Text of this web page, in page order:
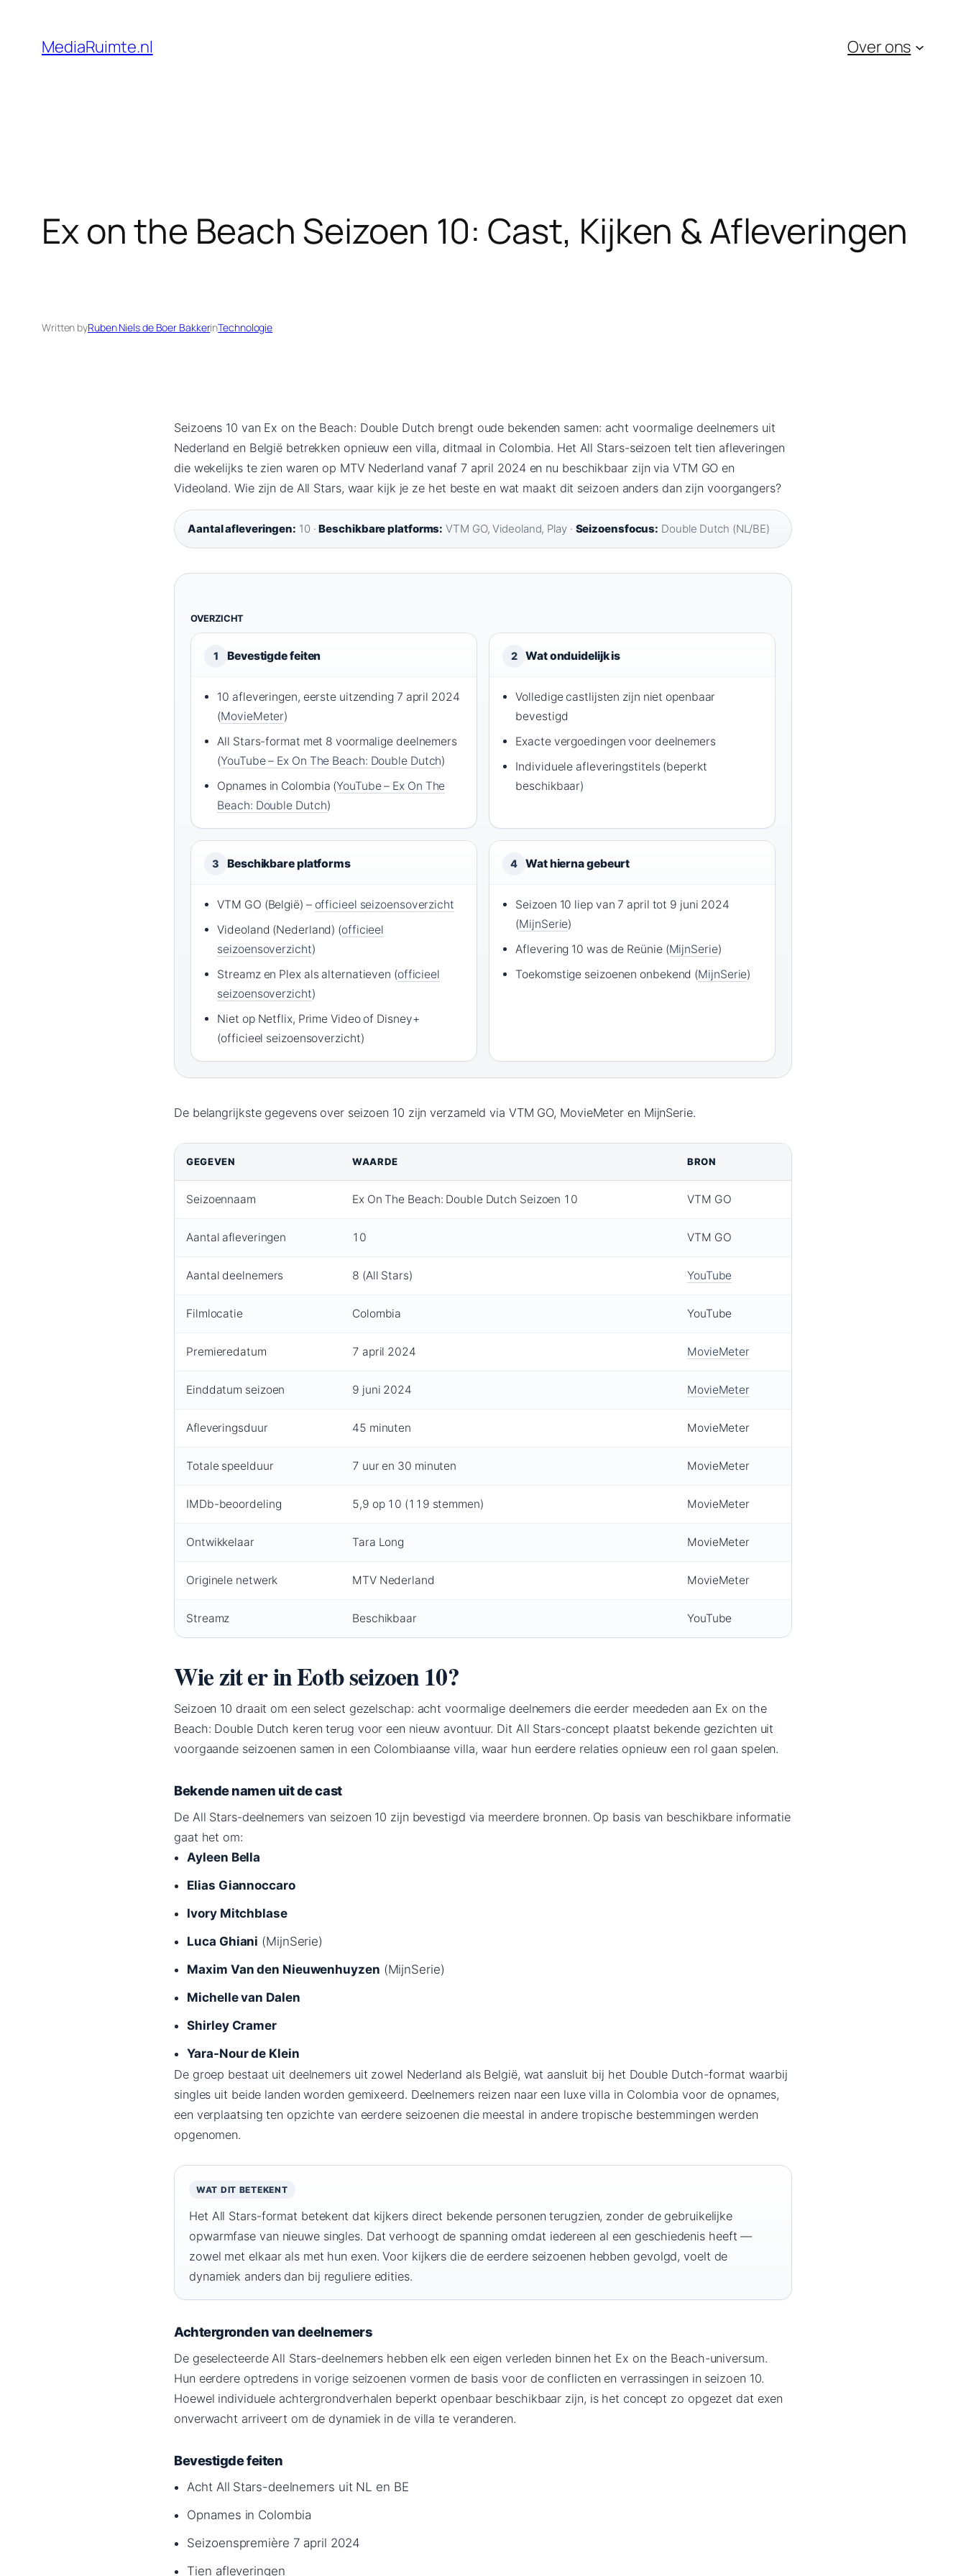
content
MediaRuimte.nl Over ons
Ex on the Beach Seizoen 10: Cast, Kijken & Afleveringen
Written byRuben Niels de Boer BakkerinTechnologie
Seizoens 10 van Ex on the Beach: Double Dutch brengt oude bekenden samen: acht voormalige deelnemers uit
Nederland en België betrekken opnieuw een villa, ditmaal in Colombia. Het All Stars-seizoen telt tien afleveringen
die wekelijks te zien waren op MTV Nederland vanaf 7 april 2024 en nu beschikbaar zijn via VTM GO en
Videoland. Wie zijn de All Stars, waar kijk je ze het beste en wat maakt dit seizoen anders dan zijn voorgangers?
Aantal afleveringen: 10 ·Beschikbare platforms: VTM GO, Videoland, Play · Seizoensfocus: Double Dutch (NL/BE)
OVERZICHT
1 Bevestigde feiten
10 afleveringen, eerste uitzending 7 april 2024
(MovieMeter)
All Stars-format met 8 voormalige deelnemers
(YouTube – Ex On The Beach: Double Dutch)
Opnames in Colombia (YouTube – Ex On The
Beach: Double Dutch)
2 Wat onduidelijk is
Volledige castlijsten zijn niet openbaar
bevestigd
Exacte vergoedingen voor deelnemers
Individuele afleveringstitels (beperkt
beschikbaar)
3 Beschikbare platforms
VTM GO (België) – officieel seizoensoverzicht
Videoland (Nederland) (officieel
seizoensoverzicht)
Streamz en Plex als alternatieven (officieel
seizoensoverzicht)
Niet op Netflix, Prime Video of Disney+
(officieel seizoensoverzicht)
4 Wat hierna gebeurt
Seizoen 10 liep van 7 april tot 9 juni 2024
(MijnSerie)
Aflevering 10 was de Reünie (MijnSerie)
Toekomstige seizoenen onbekend (MijnSerie)
De belangrijkste gegevens over seizoen 10 zijn verzameld via VTM GO, MovieMeter en MijnSerie.
GEGEVEN WAARDE BRON
Seizoennaam Ex On The Beach: Double Dutch Seizoen 10 VTM GO
Aantal afleveringen 10 VTM GO
Aantal deelnemers 8 (All Stars) YouTube
Filmlocatie Colombia YouTube
Premieredatum 7 april 2024 MovieMeter
Einddatum seizoen 9 juni 2024 MovieMeter
Afleveringsduur 45 minuten MovieMeter
Totale speelduur 7 uur en 30 minuten MovieMeter
IMDb-beoordeling 5,9 op 10 (119 stemmen) MovieMeter
Ontwikkelaar Tara Long MovieMeter
Originele netwerk MTV Nederland MovieMeter
Streamz Beschikbaar YouTube
Wie zit er in Eotb seizoen 10?
Seizoen 10 draait om een select gezelschap: acht voormalige deelnemers die eerder meededen aan Ex on the
Beach: Double Dutch keren terug voor een nieuw avontuur. Dit All Stars-concept plaatst bekende gezichten uit
voorgaande seizoenen samen in een Colombiaanse villa, waar hun eerdere relaties opnieuw een rol gaan spelen.
Bekende namen uit de cast
De All Stars-deelnemers van seizoen 10 zijn bevestigd via meerdere bronnen. Op basis van beschikbare informatie
gaat het om:
Ayleen Bella
Elias Giannoccaro
Ivory Mitchblase
Luca Ghiani (MijnSerie)
Maxim Van den Nieuwenhuyzen (MijnSerie)
Michelle van Dalen
Shirley Cramer
Yara-Nour de Klein
De groep bestaat uit deelnemers uit zowel Nederland als België, wat aansluit bij het Double Dutch-format waarbij
singles uit beide landen worden gemixeerd. Deelnemers reizen naar een luxe villa in Colombia voor de opnames,
een verplaatsing ten opzichte van eerdere seizoenen die meestal in andere tropische bestemmingen werden
opgenomen.
WAT DIT BETEKENT
Het All Stars-format betekent dat kijkers direct bekende personen terugzien, zonder de gebruikelijke
opwarmfase van nieuwe singles. Dat verhoogt de spanning omdat iedereen al een geschiedenis heeft —
zowel met elkaar als met hun exen. Voor kijkers die de eerdere seizoenen hebben gevolgd, voelt de
dynamiek anders dan bij reguliere edities.
Achtergronden van deelnemers
De geselecteerde All Stars-deelnemers hebben elk een eigen verleden binnen het Ex on the Beach-universum.
Hun eerdere optredens in vorige seizoenen vormen de basis voor de conflicten en verrassingen in seizoen 10.
Hoewel individuele achtergrondverhalen beperkt openbaar beschikbaar zijn, is het concept zo opgezet dat exen
onverwacht arriveert om de dynamiek in de villa te veranderen.
Bevestigde feiten
Acht All Stars-deelnemers uit NL en BE
Opnames in Colombia
Seizoenspremière 7 april 2024
Tien afleveringen